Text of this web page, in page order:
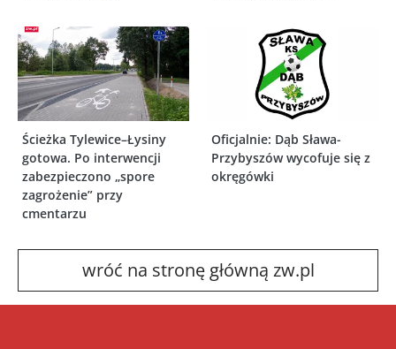
Ścieżka Tylewice–Łysiny
gotowa. Po interwencji
zabezpieczono „spore
zagrożenie” przy
cmentarzu
Oficjalnie: Dąb Sława-
Przybyszów wycofuje się z
okręgówki
wróć na stronę główną zw.pl